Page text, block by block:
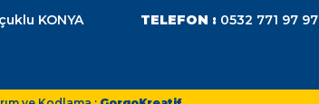
KONYA TELEFON : 0532 771 97 97